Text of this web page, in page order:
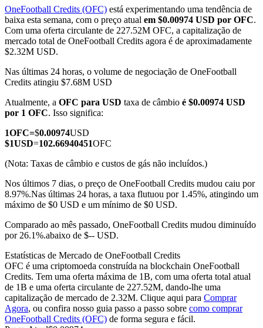
Futuros COIN-M
Futuros de criptomoeda
TradFi
Derivativos de ações, câmbio, metais preciosos e commodities
Futuros usando USDC como garantia
OneFootball Credits (OFC) está experimentando uma tendência de
baixa esta semana, com o preço atual em $0.00974 USD por OFC.
Com uma oferta circulante de 227.52M OFC, a capitalização de
mercado total de OneFootball Credits agora é de aproximadamente
$2.32M USD.
Nas últimas 24 horas, o volume de negociação de OneFootball
Credits atingiu $7.68M USD
Atualmente, a OFC para USD taxa de câmbio é $0.00974 USD
por 1 OFC. Isso significa:
1OFC=$0.00974USD
$1USD=102.66940451OFC
(Nota: Taxas de câmbio e custos de gás não incluídos.)
Nos últimos 7 dias, o preço de OneFootball Credits mudou caiu por
8.97%.Nas últimas 24 horas, a taxa flutuou por 1.45%, atingindo um
máximo de $0 USD e um mínimo de $0 USD.
Comparado ao mês passado, OneFootball Credits mudou diminuído
por 26.1%.abaixo de $-- USD.
Estatísticas de Mercado de OneFootball Credits
OFC é uma criptomoeda construída na blockchain OneFootball
Credits. Tem uma oferta máxima de 1B, com uma oferta total atual
de 1B e uma oferta circulante de 227.52M, dando-lhe uma
capitalização de mercado de 2.32M. Clique aqui para Comprar
Agora, ou confira nosso guia passo a passo sobre como comprar
OneFootball Credits (OFC) de forma segura e fácil.